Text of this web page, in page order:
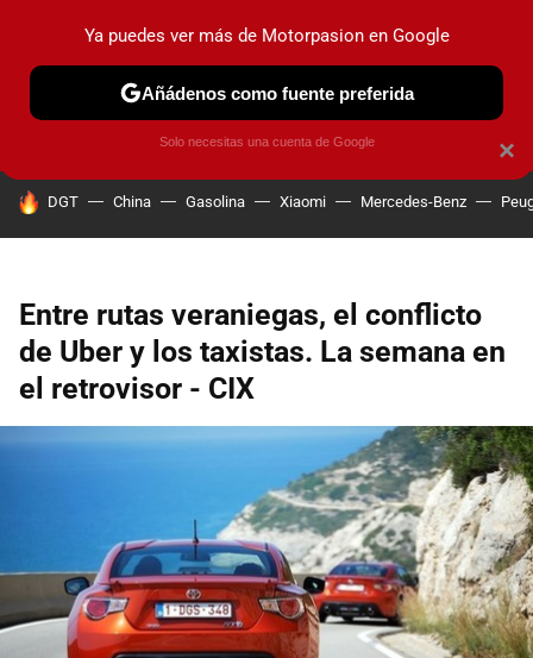
PRUEBAS COCHES ELÉCTRICOS OBSERVATORIO
HOY SE HABLA DE
DGT China Gasolina Xiaomi Mercedes-Benz
Entre rutas veraniegas, el conflicto
de Uber y los taxistas. La semana en
el retrovisor - CIX
×
Ya puedes ver más de Motorpasion en Google
Añádenos como fuente preferida
Solo necesitas una cuenta de Google